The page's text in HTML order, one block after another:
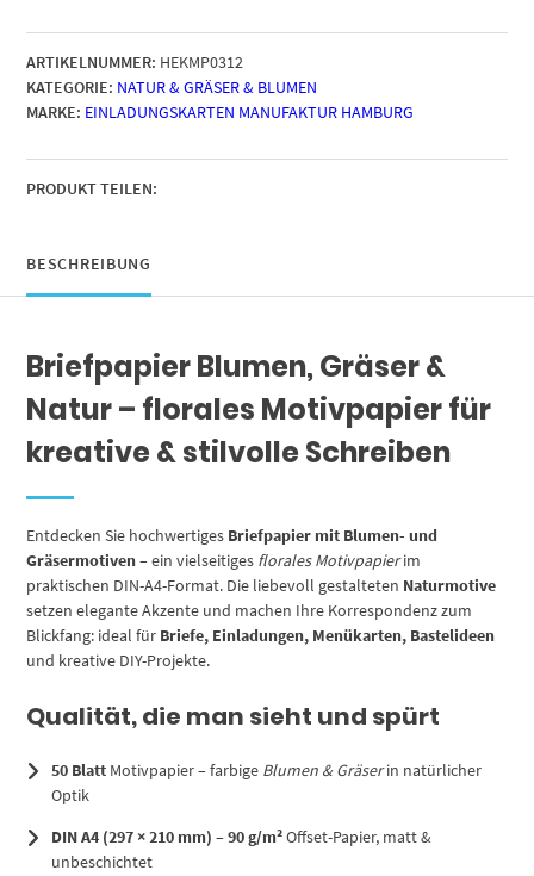
DIN
A4
|
Schneeball
Blume
modern
|
edles
bedruckt
|
Bastelpapier
g/m²
Menge
ARTIKELNUMMER: HEKMP0312
KATEGORIE: NATUR & GRÄSER & BLUMEN
MARKE: EINLADUNGSKARTEN MANUFAKTUR HAMBURG
PRODUKT TEILEN:
BESCHREIBUNG
Briefpapier Blumen, Gräser &
Natur – florales Motivpapier für
kreative & stilvolle Schreiben
Entdecken Sie hochwertiges Briefpapier mit Blumen- und
Gräsermotiven– ein vielseitiges florales Motivpapierim
praktischen DIN-A4-Format. Die liebevoll gestalteten Naturmotive
setzen elegante Akzente und machen Ihre Korrespondenz zum
Blickfang: ideal für Briefe, Einladungen, Menükarten, Bastelideen
und kreative DIY-Projekte.
Qualität, die man sieht und spürt
50 Blatt Motivpapier – farbige Blumen & Gräserin natürlicher
Optik
DIN A4 (297 × 210 mm) –90 g/m²Offset-Papier, matt &
unbeschichtet